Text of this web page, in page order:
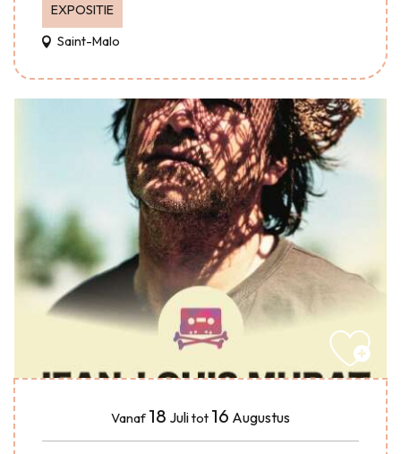
EXPOSITIE
Saint-Malo
Vanaf 18 Julitot 16 Augustus